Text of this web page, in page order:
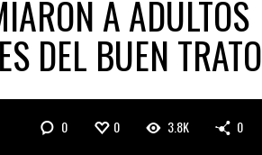
A ADULTOS
DEL BUEN TRATO
0 0 3.8K 0